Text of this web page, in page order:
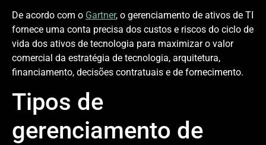
De acordo com o Gartner, o gerenciamento de ativos de TI
fornece uma conta precisa dos custos e riscos do ciclo de
vida dos ativos de tecnologia para maximizar o valor
comercial da estratégia de tecnologia, arquitetura,
financiamento, decisões contratuais e de fornecimento.
Tipos de
gerenciamento de